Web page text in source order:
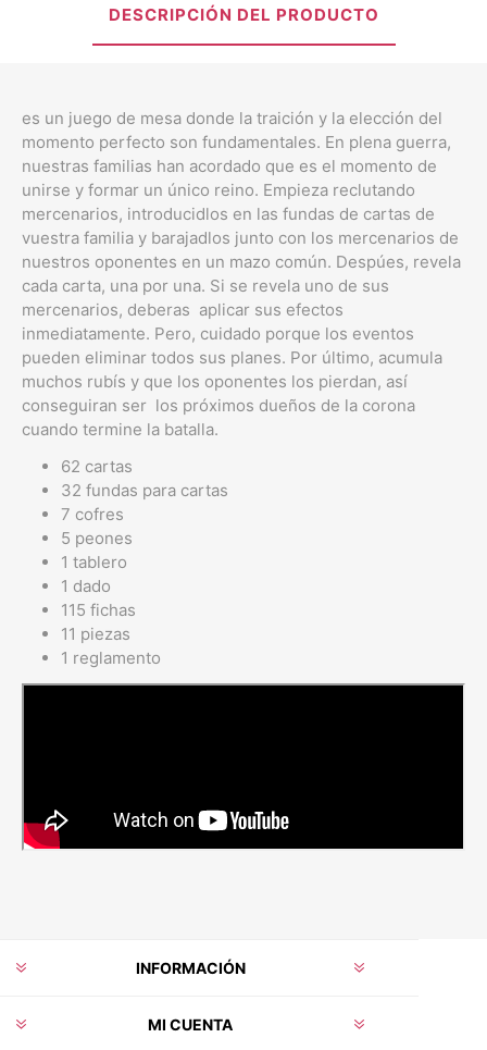
DESCRIPCIÓN DEL PRODUCTO
es un juego de mesa donde la traición y la elección del
momento perfecto son fundamentales. En plena guerra,
nuestras familias han acordado que es el momento de
unirse y formar un único reino. Empieza reclutando
mercenarios, introducidlos en las fundas de cartas de
vuestra familia y barajadlos junto con los mercenarios de
nuestros oponentes en un mazo común. Despúes, revela
cada carta, una por una. Si se revela uno de sus
mercenarios, deberas aplicar sus efectos
inmediatamente. Pero, cuidado porque los eventos
pueden eliminar todos sus planes. Por último, acumula
muchos rubís y que los oponentes los pierdan, así
conseguiran ser los próximos dueños de la corona
cuando termine la batalla.
62 cartas
32 fundas para cartas
7 cofres
5 peones
1 tablero
1 dado
115 fichas
11 piezas
1 reglamento
INFORMACIÓN
MI CUENTA